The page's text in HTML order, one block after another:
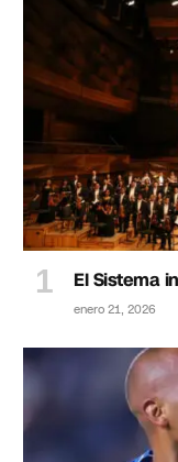
El Sistema
enero 21, 2026